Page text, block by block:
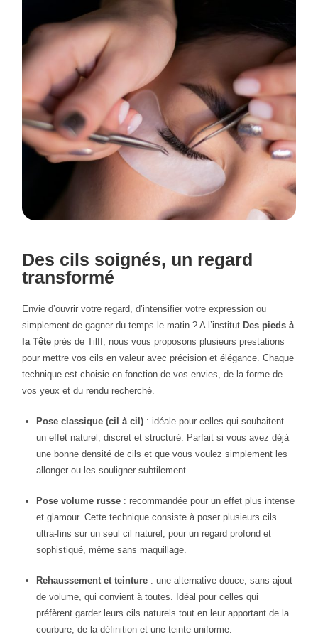
Des cils soignés, un regard
transformé
Envie d’ouvrir votre regard, d’intensifier votre expression ou
simplement de gagner du temps le matin ? A l’institut Des pieds à
la Tête près de Tilff, nous vous proposons plusieurs prestations
pour mettre vos cils en valeur avec précision et élégance. Chaque
technique est choisie en fonction de vos envies, de la forme de
vos yeux et du rendu recherché.
Pose classique (cil à cil) : idéale pour celles qui souhaitent
un effet naturel, discret et structuré. Parfait si vous avez déjà
une bonne densité de cils et que vous voulez simplement les
allonger ou les souligner subtilement.
Pose volume russe : recommandée pour un effet plus intense
et glamour. Cette technique consiste à poser plusieurs cils
ultra-fins sur un seul cil naturel, pour un regard profond et
sophistiqué, même sans maquillage.
Rehaussement et teinture : une alternative douce, sans ajout
de volume, qui convient à toutes. Idéal pour celles qui
préfèrent garder leurs cils naturels tout en leur apportant de la
courbure, de la définition et une teinte uniforme.